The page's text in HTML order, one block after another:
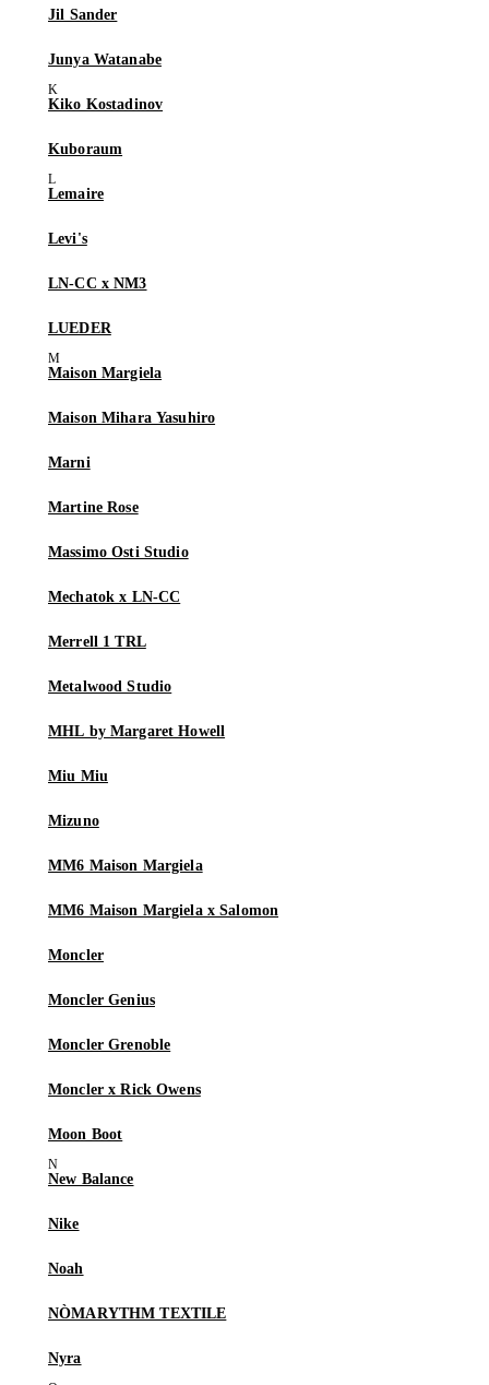
Jil Sander
Junya Watanabe
Kiko Kostadinov
Kuboraum
Lemaire
Levi's
LN-CC x NM3
LUEDER
Maison Margiela
Maison Mihara Yasuhiro
Marni
Martine Rose
Massimo Osti Studio
Mechatok x LN-CC
Merrell 1 TRL
Metalwood Studio
MHL by Margaret Howell
Miu Miu
Mizuno
MM6 Maison Margiela
MM6 Maison Margiela x Salomon
Moncler
Moncler Genius
Moncler Grenoble
Moncler x Rick Owens
Moon Boot
New Balance
Nike
Noah
NÒMARYTHM TEXTILE
Nyra